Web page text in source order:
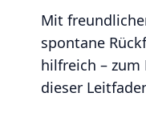
Mit
spontane
hilfreich –
dieser